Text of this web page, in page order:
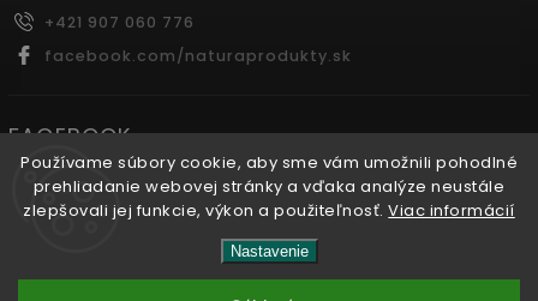
Používame súbory cookie, aby sme vám umožnili pohodlné
prehliadanie webovej stránky a vďaka analýze neustále
zlepšovali jej funkcie, výkon a použiteľnosť.Viac informácií
Nastavenie
+421 907 060 776
facebook.com/naturaprodukty.sk
FACEBOOK
Naturaprodukty.sk
vyhradené.